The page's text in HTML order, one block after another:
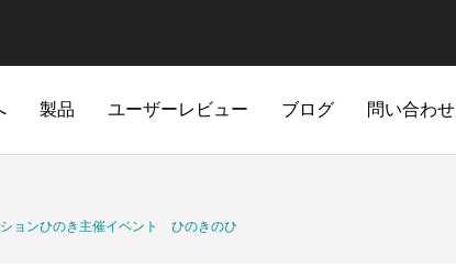
製品 ユーザーレビュー ブログ 問い合わせ
ションひのき主催イベント ひのきのひ